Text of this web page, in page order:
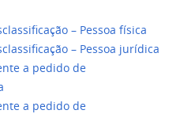
– Pessoa física
– Pessoa jurídica
a pedido de
a pedido de